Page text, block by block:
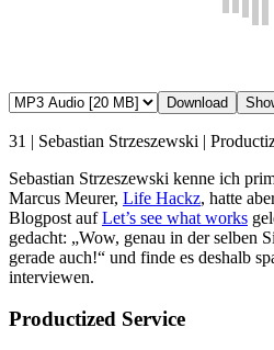
Download
31 | Sebastian Strzeszewski |
Sebastian Strzeszewski kenne ich
Marcus Meurer, Life Hackz, hatte
Blogpost aufLet’s see what works
gedacht: „Wow, genau in der selben
gerade auch!“ und finde es deshalb
interviewen.
Productized Service